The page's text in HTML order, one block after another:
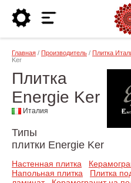
Главная / Производитель / Плитка
Ker
Плитка
Energie Ker
Италия
Типы
плитки Energie Ker
Настенная плитка
Напольная плитка
Плитка